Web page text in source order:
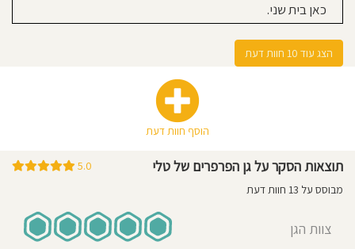
מתרגשים
מאוד
לקראת
ומזמינים
אתכם
להציץ
ולהתרשם
כאן בית שני.
הצג עוד 10 חוות דעת
גל זנטי
משפחה בלב תל אביב, טלי, אלי, קורין,
הצוות המהמם והמדהים שנבחר
בקפידה על ידי מנהלת הגן- טלי. הרגשנו
שעוטפים את אלי שלנו בהמון אהבה,
אכפתיות, דאגה. השקעה ענקיות
בכל מה שמתרחש במהלך היום בגן.
שמחים שבחרנו נכון.
הוסף חוות דעת
תוצאות הסקר על גן הפרפרים של טלי
מבוסס על 13 חוות דעת
5.0
צוות הגן